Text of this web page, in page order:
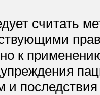
считать
к
и